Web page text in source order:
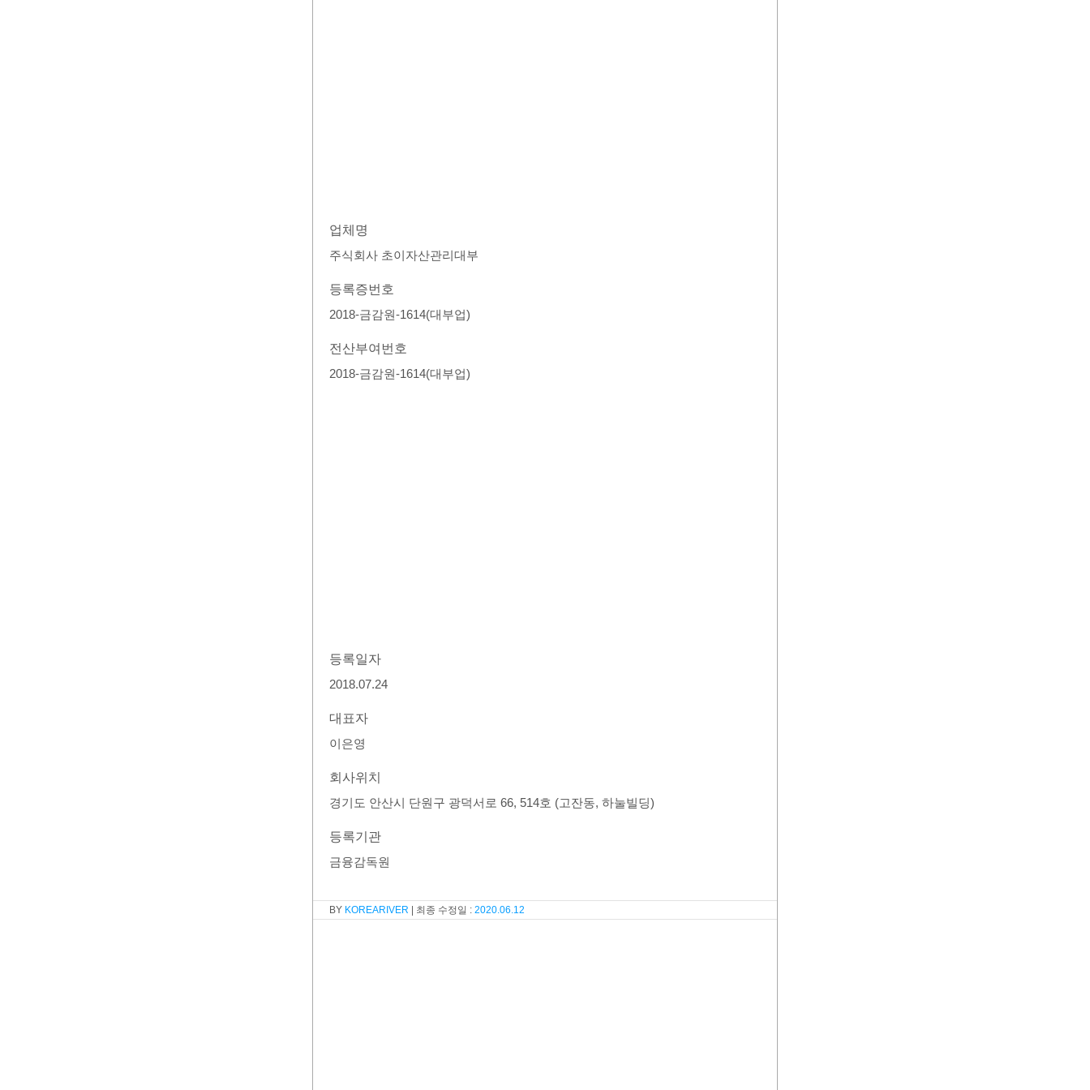
업체명
주식회사 초이자산관리대부
등록증번호
2018-금감원-1614(대부업)
전산부여번호
2018-금감원-1614(대부업)
등록일자
2018.07.24
대표자
이은영
회사위치
경기도 안산시 단원구 광덕서로 66, 514호 (고잔동, 하눌빌딩)
등록기관
금융감독원
KOREARIVER 2020.06.12